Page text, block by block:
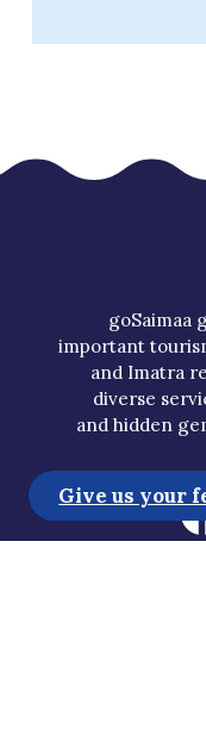
goSaimaa
important
and Imatra
diverse
and hidden
Give us your